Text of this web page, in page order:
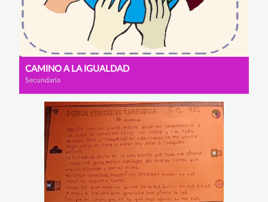
CAMINO A LA IGUALDAD
Secundaria